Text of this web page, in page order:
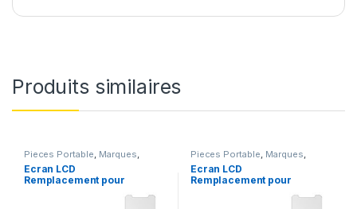
Produits similaires
Pieces Portable Marques
iPhone 6s
Ecran LCD
Remplacement pour
Pieces Portable Marques
Ecran LCD
Remplacement pour